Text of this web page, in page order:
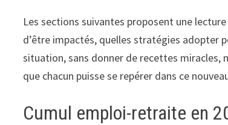
Les sections suivantes proposent une
d’être impactés, quelles stratégies adopter
situation, sans donner de recettes miracles,
que chacun puisse se repérer dans ce
Cumul emploi-retraite en